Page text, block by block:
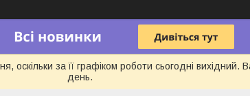
за її графіком роботи сьогодні
день.